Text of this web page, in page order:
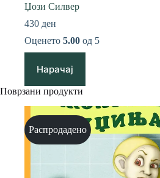
Џози Силвер
430 ден
Оценето 5.00 од 5
Нарачај
Поврзани продукти
Распродадено